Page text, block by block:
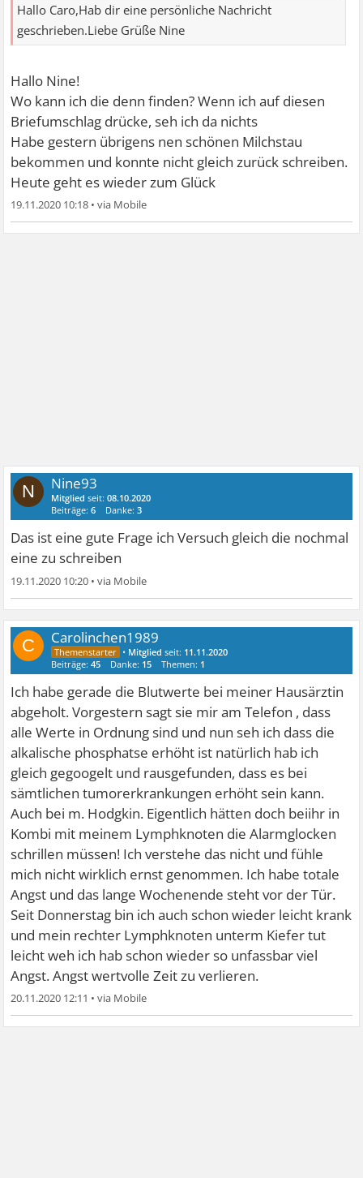
Hallo Caro,Hab dir eine persönliche Nachricht
geschrieben.Liebe Grüße Nine
Hallo Nine!
Wo kann ich die denn finden? Wenn ich auf diesen
Briefumschlag drücke, seh ich da nichts
Habe gestern übrigens nen schönen Milchstau
bekommen und konnte nicht gleich zurück schreiben.
Heute geht es wieder zum Glück
19.11.2020 10:18 •
N Nine93
Mitglied seit:08.10.2020
Beiträge:6 Danke:3
Das ist eine gute Frage ich Versuch gleich die nochmal
eine zu schreiben
19.11.2020 10:20 •
C Carolinchen1989
• Mitglied seit: 11.11.2020
Beiträge:45 Danke: 15 Themen: 1
Ich habe gerade die Blutwerte bei meiner Hausärztin
abgeholt. Vorgestern sagt sie mir am Telefon , dass
alle Werte in Ordnung sind und nun seh ich dass die
alkalische phosphatse erhöht ist natürlich hab ich
gleich gegoogelt und rausgefunden, dass es bei
sämtlichen tumorerkrankungen erhöht sein kann.
Auch bei m. Hodgkin. Eigentlich hätten doch beiihr in
Kombi mit meinem Lymphknoten die Alarmglocken
schrillen müssen! Ich verstehe das nicht und fühle
mich nicht wirklich ernst genommen. Ich habe totale
Angst und das lange Wochenende steht vor der Tür.
Seit Donnerstag bin ich auch schon wieder leicht krank
und mein rechter Lymphknoten unterm Kiefer tut
leicht weh ich hab schon wieder so unfassbar viel
Angst. Angst wertvolle Zeit zu verlieren.
20.11.2020 12:11 •